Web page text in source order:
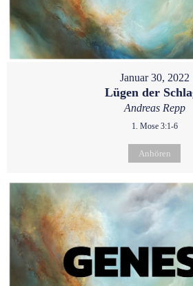
Januar 30, 2022
Lügen der
Andreas Repp
1. Mose 3:1-6
Anhören